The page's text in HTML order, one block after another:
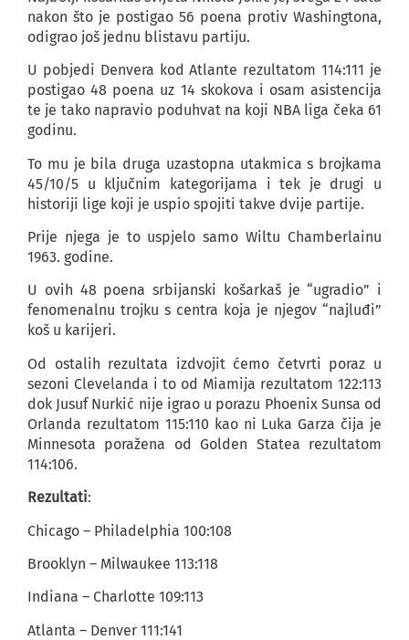
nakon što je postigao 56 poena protiv Washingtona,
odigrao još jednu blistavu partiju.
U pobjedi Denvera kod Atlante rezultatom 114:111 je
postigao 48 poena uz 14 skokova i osam asistencija
te je tako napravio poduhvat na koji NBA liga čeka 61
godinu.
To mu je bila druga uzastopna utakmica s brojkama
45/10/5 u ključnim kategorijama i tek je drugi u
historiji lige koji je uspio spojiti takve dvije partije.
Prije njega je to uspjelo samo Wiltu Chamberlainu
1963. godine.
U ovih 48 poena srbijanski košarkaš je “ugradio” i
fenomenalnu trojku s centra koja je njegov “najluđi”
koš u karijeri.
Od ostalih rezultata izdvojit ćemo četvrti poraz u
sezoni Clevelanda i to od Miamija rezultatom 122:113
dok Jusuf Nurkić nije igrao u porazu Phoenix Sunsa od
Orlanda rezultatom 115:110 kao ni Luka Garza čija je
Minnesota poražena od Golden Statea rezultatom
114:106.
Rezultati:
Chicago – Philadelphia 100:108
Brooklyn – Milwaukee 113:118
Indiana – Charlotte 109:113
Atlanta – Denver 111:141